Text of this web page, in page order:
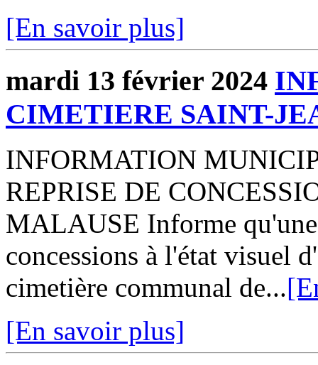
[En savoir plus]
mardi 13 février 2024
CIMETIERE SAINT-
INFORMATION
REPRISE DE
MALAUSE Informe qu'une
concessions à l'état visuel
cimetière communal de...
[En savoir plus]